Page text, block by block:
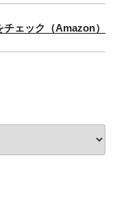
ェック（Amazon）